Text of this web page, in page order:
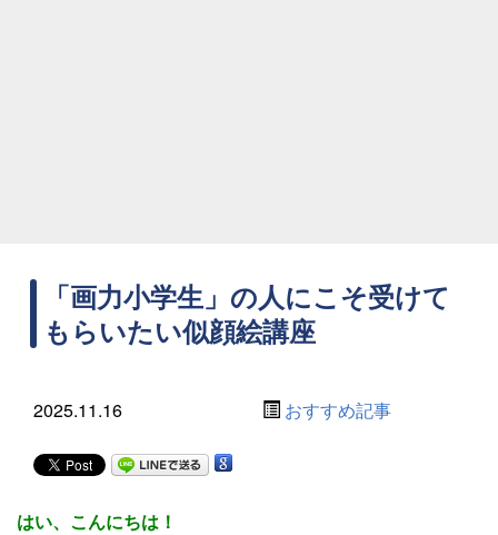
「画力小学生」の人にこそ受けて
もらいたい似顔絵講座
2025.11.16 おすすめ記事
はい、こんにちは！